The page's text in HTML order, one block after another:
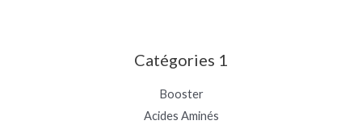
Catégories 1
Booster
Acides Aminés